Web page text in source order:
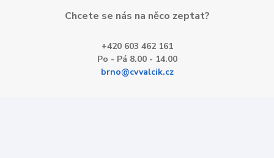
Chcete se nás na něco zeptat?
+420 603 462 161
Po - Pá 8.00 - 14.00
brno@cvvalcik.cz